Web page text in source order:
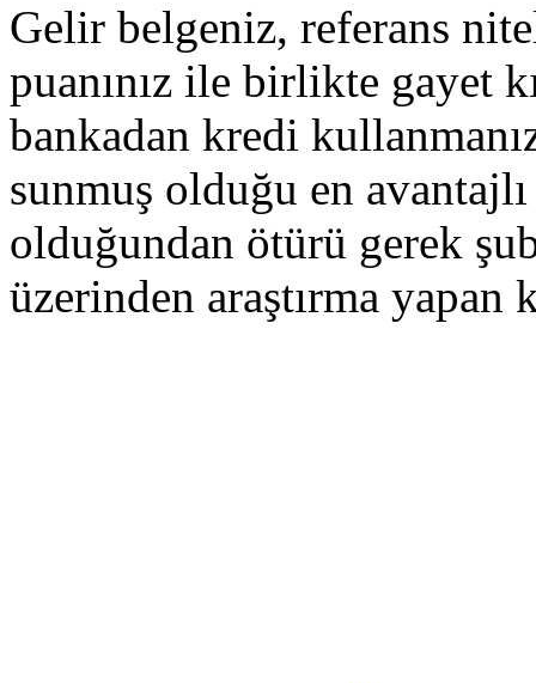
Gelir belgeniz, referans
puanınız ile birlikte gayet
bankadan kredi
sunmuş olduğu en
olduğundan ötürü gerek
üzerinden araştırma yapan